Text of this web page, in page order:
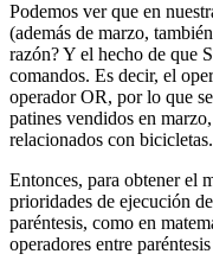
Podemos ver que en
(además de marzo,
razón? Y el hecho de que
comandos. Es decir, el
operador OR, por lo que
patines vendidos en
relacionados con bicicletas.
Entonces, para obtener el
prioridades de ejecución
paréntesis, como en
operadores entre